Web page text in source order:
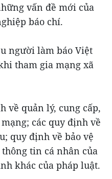
vấn đề mới của
báo chí.
người làm báo Việt
tham gia mạng xã
về quản lý, cung cấp,
các quy định về
quy định về bảo vệ
tin cá nhân của
khác của pháp luật.